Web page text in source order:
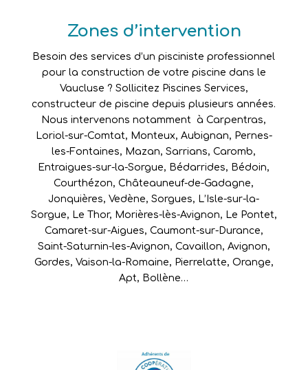
Zones d’intervention
Besoin des services d’un pisciniste professionnel
pour la construction de votre piscine dans le
Vaucluse ? Sollicitez Piscines Services,
constructeur de piscine depuis plusieurs années.
Nous intervenons notamment àCarpentras,
Loriol-sur-Comtat, Monteux, Aubignan, Pernes-
les-Fontaines, Mazan,Sarrians,Caromb,
Entraigues-sur-la-Sorgue, Bédarrides, Bédoin,
Courthézon,Châteauneuf-de-Gadagne,
Jonquières,Vedène,Sorgues, L’Isle-sur-la-
Sorgue, Le Thor, Morières-lès-Avignon, Le Pontet,
Camaret-sur-Aigues, Caumont-sur-Durance,
Saint-Saturnin-les-Avignon, Cavaillon, Avignon,
Gordes, Vaison-la-Romaine, Pierrelatte, Orange,
Apt, Bollène…